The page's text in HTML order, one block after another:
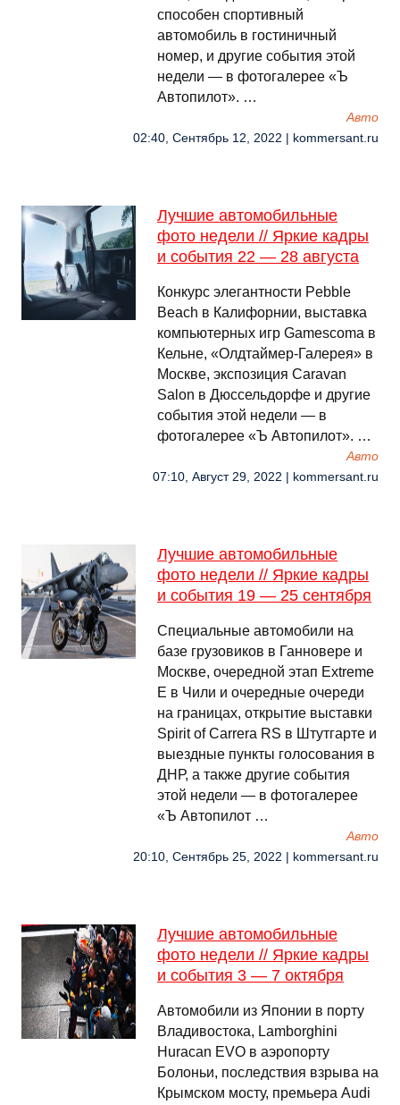
способен спортивный
автомобиль в гостиничный
номер, и другие события этой
недели — в фотогалерее «Ъ
Автопилот». …
Авто
02:40, Сентябрь 12, 2022 | kommersant.ru
Лучшие автомобильные
фото недели // Яркие кадры
и события 22 — 28 августа
Конкурс элегантности Pebble
Beach в Калифорнии, выставка
компьютерных игр Gamescomа в
Кельне, «Олдтаймер-Галерея» в
Москве, экспозиция Caravan
Salon в Дюссельдорфе и другие
события этой недели — в
фотогалерее «Ъ Автопилот». …
Авто
07:10, Август 29, 2022 | kommersant.ru
Лучшие автомобильные
фото недели // Яркие кадры
и события 19 — 25 сентября
Специальные автомобили на
базе грузовиков в Ганновере и
Москве, очередной этап Extreme
E в Чили и очередные очереди
на границах, открытие выставки
Spirit of Carrera RS в Штутгарте и
выездные пункты голосования в
ДНР, а также другие события
этой недели — в фотогалерее
«Ъ Автопилот …
Авто
20:10, Сентябрь 25, 2022 | kommersant.ru
Лучшие автомобильные
фото недели // Яркие кадры
и события 3 — 7 октября
Автомобили из Японии в порту
Владивостока, Lamborghini
Huracan EVO в аэропорту
Болоньи, последствия взрыва на
Крымском мосту, премьера Audi